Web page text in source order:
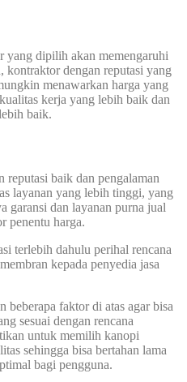
yang dipilih akan memengaruhi
kontraktor dengan reputasi yang
menawarkan harga yang
kerja yang lebih baik dan
baik.
reputasi baik dan pengalaman
layanan yang lebih tinggi, yang
garansi dan layanan purna jual
penentu harga.
terlebih dahulu perihal rencana
kepada penyedia jasa
beberapa faktor di atas agar bisa
sesuai dengan rencana
untuk memilih kanopi
sehingga bisa bertahan lama
bagi pengguna.